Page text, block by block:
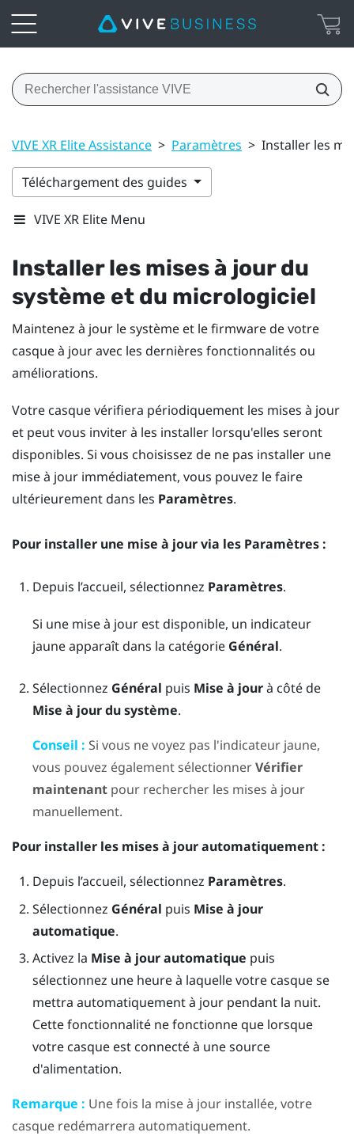
VIVE XR Elite Assistance > Paramètres > Installer les
Téléchargement des guides
VIVE XR Elite Menu
Installer les mises à jour du
système et du micrologiciel
Maintenez à jour le système et le firmware de votre
casque à jour avec les dernières fonctionnalités ou
améliorations.
Votre casque vérifiera périodiquement les mises à jour
et peut vous inviter à les installer lorsqu'elles seront
disponibles. Si vous choisissez de ne pas installer une
mise à jour immédiatement, vous pouvez le faire
ultérieurement dans les Paramètres.
Pour installer une mise à jour via les Paramètres :
Depuis l’accueil, sélectionnez Paramètres.
Si une mise à jour est disponible, un indicateur
jaune apparaît dans la catégorie Général.
Sélectionnez Général puis Mise à jourà côté de
Mise à jour du système.
Conseil : Si vous ne voyez pas l'indicateur jaune,
vous pouvez également sélectionnerVérifier
maintenantpour rechercher les mises à jour
manuellement.
Pour installer les mises à jour automatiquement :
Depuis l’accueil, sélectionnez Paramètres.
Sélectionnez Général puis Mise à jour
automatique.
Activez la Mise à jour automatique puis
sélectionnez une heure à laquelle votre casque se
mettra automatiquement à jour pendant la nuit.
Cette fonctionnalité ne fonctionne que lorsque
votre casque est connecté à une source
d'alimentation.
Remarque : Une fois la mise à jour installée, votre
casque redémarrera automatiquement.